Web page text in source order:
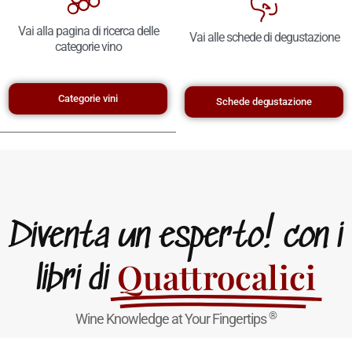
Vai alla pagina di ricerca delle
categorie vino
Categorie vini
Vai alle schede di degustazione
Schede degustazione
Diventa un esperto! con i
libri di Quattrocalici
Wine Knowledge at Your Fingertips®